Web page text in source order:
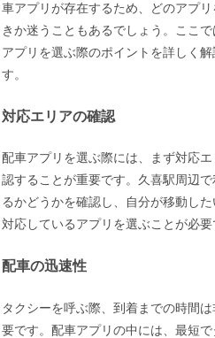
車アプリが存在するため、どのアプ
きか迷うこともあるでしょう。ここ
アプリを選ぶ際のポイントを詳しく解
す。
対応エリアの確認
配車アプリを選ぶ際には、まず対応
認することが重要です。久喜駅周辺で
るかどうかを確認し、自分が移動した
対応しているアプリを選ぶことが必要
配車の迅速性
タクシーを呼ぶ際、到着までの時間
要です。配車アプリの中には、最短で